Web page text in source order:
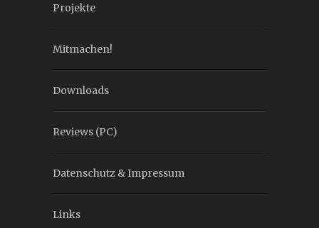
Projekte
Mitmachen!
Downloads
Reviews (PC)
Datenschutz & Impressum
Links